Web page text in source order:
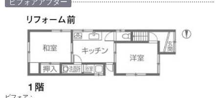
ビフォアアフター